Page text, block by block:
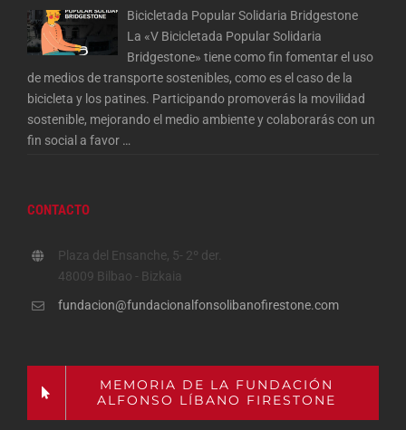
Bicicletada Popular Solidaria Bridgestone
La «V Bicicletada Popular Solidaria
Bridgestone» tiene como fin fomentar el uso
de medios de transporte sostenibles, como es el caso de la
bicicleta y los patines. Participando promoverás la movilidad
sostenible, mejorando el medio ambiente y colaborarás con un
fin social a favor …
CONTACTO
Plaza del Ensanche, 5- 2º der.
48009 Bilbao - Bizkaia
fundacion@fundacionalfonsolibanofirestone.com
MEMORIA DE LA FUNDACIÓN
ALFONSO LÍBANO FIRESTONE